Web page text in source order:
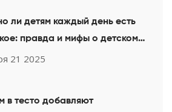
ли детям каждый день есть
правда и мифы о детском
21 2025
в тесто добавляют